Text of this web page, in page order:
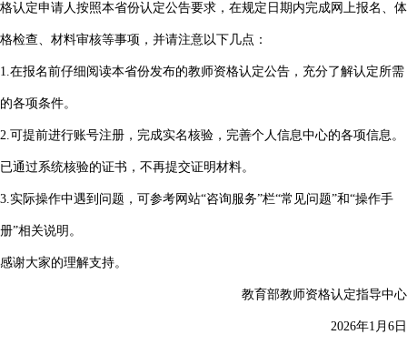
格认定申请人按照本省份认定公告要求，在规定日期内完成网上报名、体
格检查、材料审核等事项，并请注意以下几点：
1.在报名前仔细阅读本省份发布的教师资格认定公告，充分了解认定所需
的各项条件。
2.可提前进行账号注册，完成实名核验，完善个人信息中心的各项信息。
已通过系统核验的证书，不再提交证明材料。
3.实际操作中遇到问题，可参考网站“咨询服务”栏“常见问题”和“操作手
册”相关说明。
感谢大家的理解支持。
教育部教师资格认定指导中心
2026年1月6日